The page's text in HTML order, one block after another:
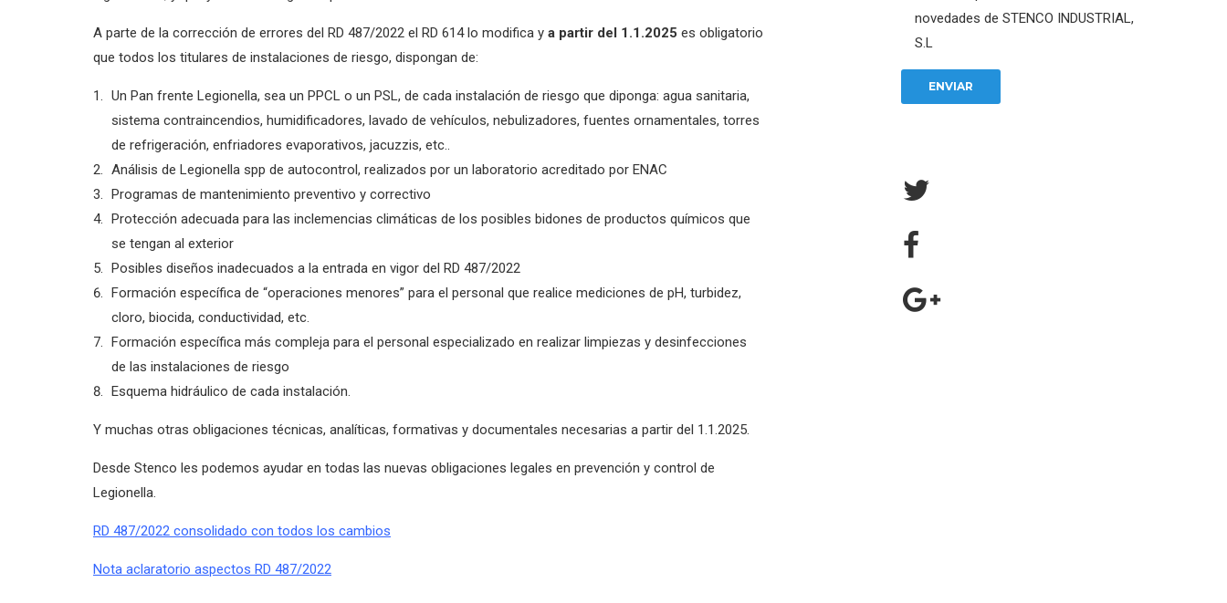
A parte de la corrección de errores del RD 487/2022 el RD 614 lo modifica y a partir del 1.1.2025 es obligatorio
que todos los titulares de instalaciones de riesgo, dispongan de:
Un Pan frente Legionella, sea un PPCL o un PSL, de cada instalación de riesgo que diponga: agua sanitaria,
sistema contraincendios, humidificadores, lavado de vehículos, nebulizadores, fuentes ornamentales, torres
de refrigeración, enfriadores evaporativos, jacuzzis, etc..
Análisis de Legionella spp de autocontrol, realizados por un laboratorio acreditado por ENAC
Programas de mantenimiento preventivo y correctivo
Protección adecuada para las inclemencias climáticas de los posibles bidones de productos químicos que
se tengan al exterior
Posibles diseños inadecuados a la entrada en vigor del RD 487/2022
Formación específica de “operaciones menores” para el personal que realice mediciones de pH, turbidez,
cloro, biocida, conductividad, etc.
Formación específica más compleja para el personal especializado en realizar limpiezas y desinfecciones
de las instalaciones de riesgo
Esquema hidráulico de cada instalación.
Y muchas otras obligaciones técnicas, analíticas, formativas y documentales necesarias a partir del 1.1.2025.
Desde Stenco les podemos ayudar en todas las nuevas obligaciones legales en prevención y control de
Legionella.
RD 487/2022 consolidado con todos los cambios
Nota aclaratorio aspectos RD 487/2022
novedades de STENCO INDUSTRIAL,
S.L